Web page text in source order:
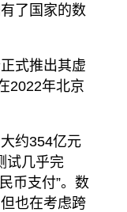
了国家的数
式推出其虚
2022年北京
约354亿元
试几乎完
币支付”。数
也在考虑跨